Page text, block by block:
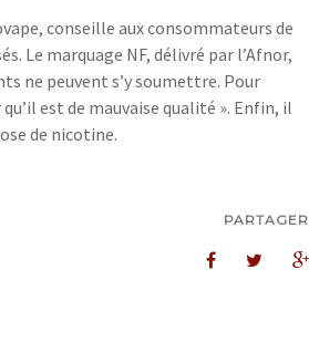
conseille aux consommateurs de
Le marquage NF, délivré par l’Afnor,
ne peuvent s’y soumettre. Pour
est de mauvaise qualité ». Enfin, il
de nicotine.
PARTAGER